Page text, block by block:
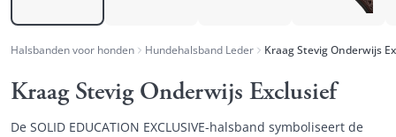
Halsbanden voor honden Hundehalsband Leder Kraag Stevig Onderwijs
Kraag Stevig Onderwijs Exclusief
De SOLID EDUCATION EXCLUSIVE-halsband symboliseert de